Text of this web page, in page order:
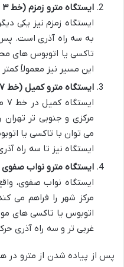
ایستگاه مترو زمزم (خط ۳ – سبز):
ایستگاه زمزم نیز یکی
به سه راه آذری است. پس
تاکسی یا اتوبوس های
این مسیر نیز معمولاً کمتر از ۱۵ دقیقه با خودرو طول می
ایستگاه مترو کمیل (خط ۷ – بنفش):
مرکزی و جنوبی تر تهران
می توان با تاکسی یا
ایستگاه نیز تا سه راه
ایستگاه مترو نواب صفوی (خط ۲
ایستگاه نواب صفوی،
مرکز شهر را فراهم می
اتوبوس یا تاکسی های
غربی تر و سه راه آذری
پس از پیاده شدن از مترو در